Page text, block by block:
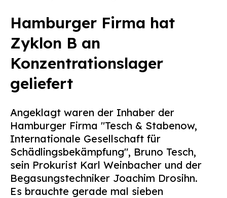
Hamburger Firma hat
Zyklon B an
Konzentrationslager
geliefert
Angeklagt waren der Inhaber der
Hamburger Firma "Tesch & Stabenow,
Internationale Gesellschaft für
Schädlingsbekämpfung", Bruno Tesch,
sein Prokurist Karl Weinbacher und der
Begasungstechniker Joachim Drosihn.
Es brauchte gerade mal sieben